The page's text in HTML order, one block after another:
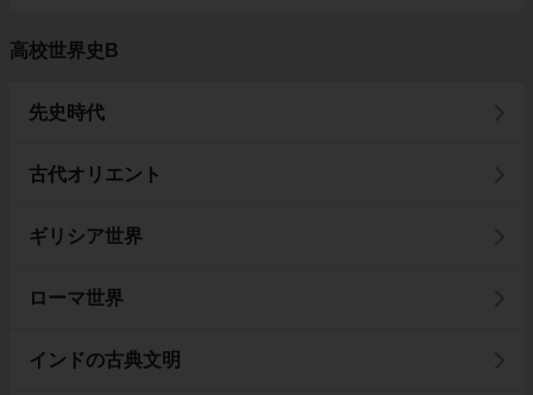
高校世界史B
先史時代
古代オリエント
ギリシア世界
ローマ世界
インドの古典文明